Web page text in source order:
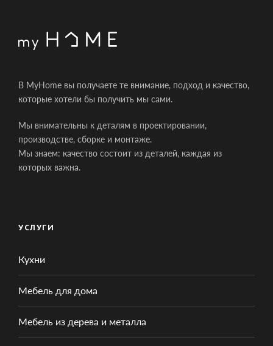
В MyHome вы получаете те внимание, подход и качество,
которые хотели бы получить мы сами.
Мы внимательны к деталям в проектировании,
производстве, сборке и монтаже.
Мы знаем: качество состоит из деталей, каждая из
которых важна.
УСЛУГИ
Кухни
Мебель для дома
Мебель из дерева и металла